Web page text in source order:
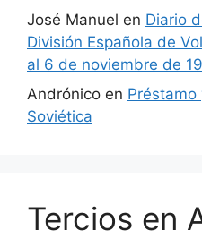
José Manuel en Diario
División Española de
al 6 de noviembre de
Andrónico en Préstamo
Soviética
Tercios en